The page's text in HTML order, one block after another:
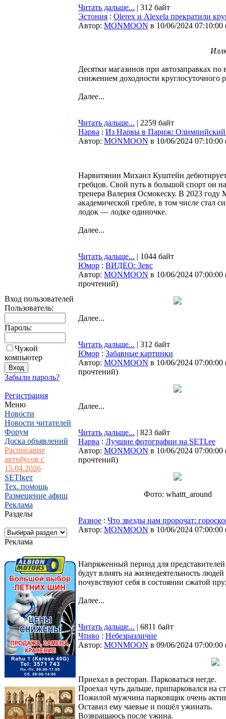
Вход пользователей
Пользователь:
Пароль:
Чужой
компьютер
Забыли пароль?
Регистрация
Меню
Новости
Новости читателей
Форум
Доска объявлений
Расписание
автобусов с
15.04.2026
SETIкет
Тех. помощь
Размещение афиш
Реклама
Разделы
Реклама
Читать дальше... | 312 байт
Эстония : Olerex и Alexela прекратили
Автор: MONMOON в 10/06/2024 07:10:00
Десятки магазинов при автозаправках
снижением доходности круглосуточного
Далее...
Читать дальше... | 2259 байт
Нарва : Из Нарвы в Париж:
Автор: MONMOON в 10/06/2024 07:10:00
Нарвитянин Михаил Куштейн
гребцов. Свой путь в большой спорт он
тренера Валерия Осмокеску. В 2023
академической гребле, в том числе стал
лодок — лодке одиночке.
Далее...
Читать дальше... | 1044 байт
Юмор : ВИДЕО: Зевс
Автор: MONMOON в 10/06/2024 07:00:00
прочтений)
Далее...
Читать дальше... | 312 байт
Юмор : Забавные картинки
Автор: MONMOON в 10/06/2024 07:00:00
прочтений)
Далее...
Читать дальше... | 823 байт
Нарва : Лучшие фотографии на SETI.ee
Автор: MONMOON в 10/06/2024 07:00:00
прочтений)
Фото: whattt_around
Разное : Что звезды нам пророчат:
Автор: MONMOON в 10/06/2024 07:00:00
Напряженный период для
будут влиять на жизнедеятельность
почувствуют себя в состоянии сжатой
Далее...
Читать дальше... | 6811 байт
Чтиво : Небезразличие
Автор: MONMOON в 09/06/2024 07:00:00
Приехал в ресторан. Парковаться негде.
Проехал чуть дальше, припарковался на
Пожилой мужчина парковщик очень
Оставил ему чаевые и пошёл ужинать.
Возвращаюсь после ужина.